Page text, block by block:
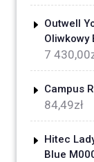
Outwell
Oliwkowy
7 430,00
Campus
84,49zł
Hitec
Blue